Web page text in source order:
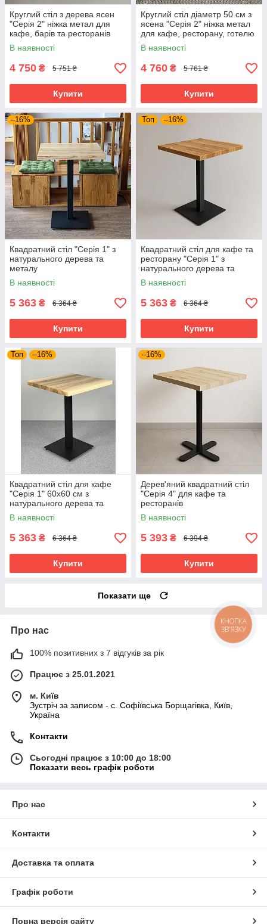
Круглий стіл з дерева ясен
"Серія 2" ніжка метал для
кафе, барів та ресторанів
В наявності
4 750 ₴ 5 751 ₴
Купити
Круглий стіл діаметр 50 см з
ясена "Серія 2" ніжка метал
для кафе, ресторану, готелю
та бару
В наявності
4 760 ₴ 5 761 ₴
Купити
–16%
Квадратний стіл "Серія 1" з
натурального дерева та
металу
В наявності
5 363 ₴ 6 364 ₴
Купити
Топ –16%
Квадратний стіл для кафе та
ресторану "Серія 1" з
натурального дерева та
металу
В наявності
5 363 ₴ 6 364 ₴
Купити
Топ –16%
Квадратний стіл для кафе
"Серія 1" 60х60 см з
натурального дерева та
металу
В наявності
5 363 ₴ 6 364 ₴
Купити
–16%
Дерев'яний квадратний стіл
"Серія 4" для кафе та
ресторанів
В наявності
5 393 ₴ 6 394 ₴
Купити
Показати ще
Про нас
100% позитивних з 7 відгуків за рік
Працює з 25.01.2021
м. Київ
Зустріч за записом - с. Софіївська Борщагівка, Київ,
Україна
Контакти
Сьогодні працює з 10:00 до 18:00
Показати весь графік роботи
Про нас
Контакти
Доставка та оплата
Графік роботи
Повна версія сайту